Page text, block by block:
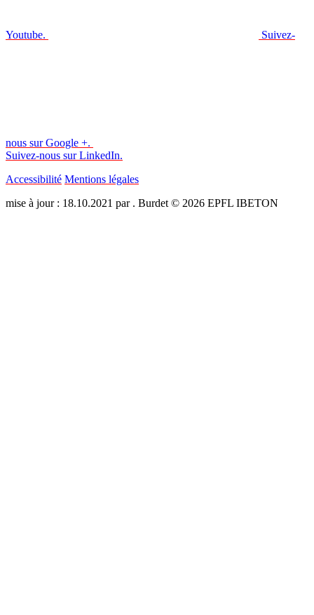
Youtube. Suivez-
nous sur Google +.
Suivez-nous sur LinkedIn.
Accessibilité Mentions légales
mise à jour : 18.10.2021 par . Burdet © 2026 EPFL IBETON